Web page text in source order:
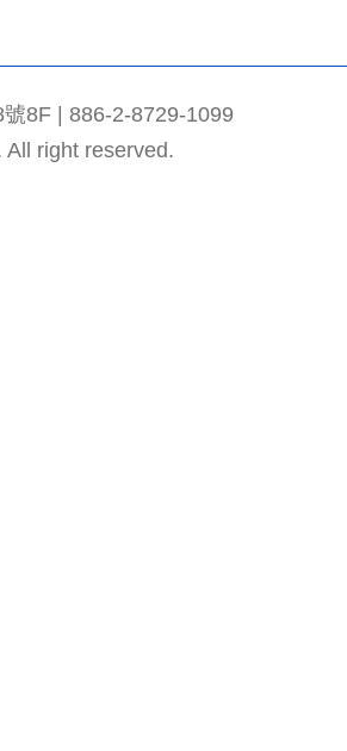
8F | 886-2-8729-1099
right reserved.